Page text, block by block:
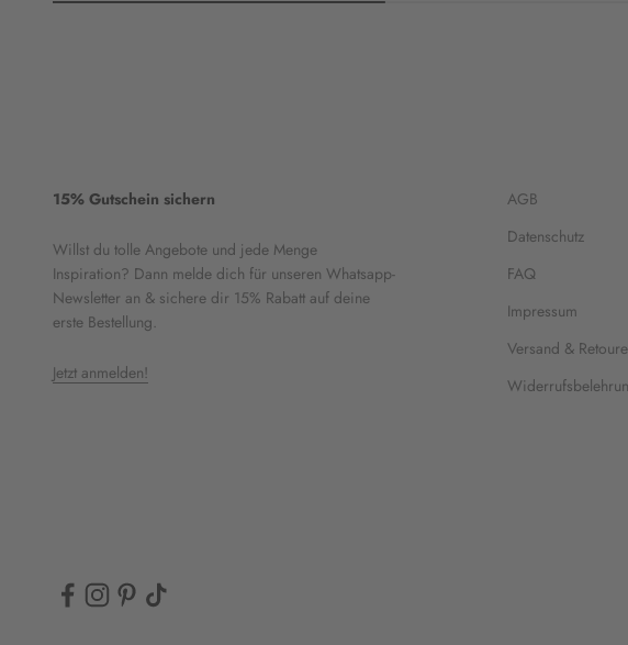
15% Gutschein sichern
Willst du tolle Angebote und jede Menge
Inspiration? Dann melde dich für unseren Whatsapp-
Newsletter an & sichere dir 15% Rabatt auf deine
erste Bestellung.
Jetzt anmelden!
AGB
Datenschutz
FAQ
Impressum
Versand &